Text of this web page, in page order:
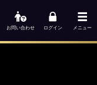
お問い合わせ ログイン メニュー